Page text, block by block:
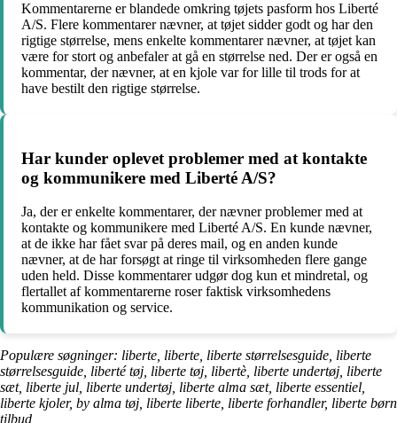
Kommentarerne er blandede omkring tøjets pasform hos Liberté
A/S. Flere kommentarer nævner, at tøjet sidder godt og har den
rigtige størrelse, mens enkelte kommentarer nævner, at tøjet kan
være for stort og anbefaler at gå en størrelse ned. Der er også en
kommentar, der nævner, at en kjole var for lille til trods for at
have bestilt den rigtige størrelse.
Har kunder oplevet problemer med at kontakte
og kommunikere med Liberté A/S?
Ja, der er enkelte kommentarer, der nævner problemer med at
kontakte og kommunikere med Liberté A/S. En kunde nævner,
at de ikke har fået svar på deres mail, og en anden kunde
nævner, at de har forsøgt at ringe til virksomheden flere gange
uden held. Disse kommentarer udgør dog kun et mindretal, og
flertallet af kommentarerne roser faktisk virksomhedens
kommunikation og service.
Populære søgninger: liberte, liberte, liberte størrelsesguide, liberte
størrelsesguide, liberté tøj, liberte tøj, libertè, liberte undertøj, liberte
sæt, liberte jul, liberte undertøj, liberte alma sæt, liberte essentiel,
liberte kjoler, by alma tøj, liberte liberte, liberte forhandler, liberte børn
tilbud